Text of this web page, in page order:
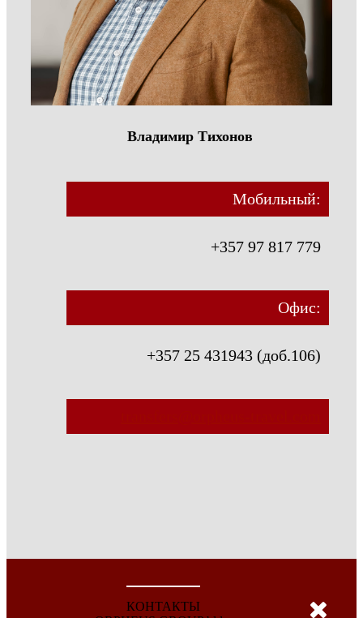
Владимир Тихонов
Мобильный:
+357 97 817 779
Офис:
+357 25 431943 (доб.106)
КОНТАКТЫ